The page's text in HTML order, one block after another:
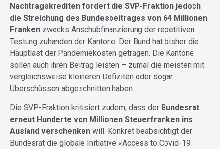
Nachtragskrediten fordert die SVP-Fraktion jedoch
die Streichung des Bundesbeitrages von 64 Millionen
Franken zwecks Anschubfinanzierung der repetitiven
Testung zuhanden der Kantone. Der Bund hat bisher die
Hauptlast der Pandemiekosten getragen. Die Kantone
sollen auch ihren Beitrag leisten – zumal die meisten mit
vergleichsweise kleineren Defiziten oder sogar
Überschüssen abgeschnitten haben.
Die SVP-Fraktion kritisiert zudem, dass der Bundesrat
erneut Hunderte von Millionen Steuerfranken ins
Ausland verschenken will. Konkret beabsichtigt der
Bundesrat die globale Initiative «Access to Covid-19